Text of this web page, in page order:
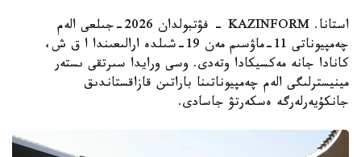
استانا. KAZINFORM - فۋتبولدان 2026-جىلعى الەم
چەمپيوناتى 11-ماۋسىم مەن 19-شىلدە ارالىعىندا ا ق ش،
كانادا جانە مەكسيكادا وتەدى. وسى ورايدا سىرتقى ىستەر
مينيسترلىگى الەم چەمپيوناتىنا باراتىن قازاقستاندىق
جانكۇيەرلەرگە ەسكەرتۋ جاسادى.